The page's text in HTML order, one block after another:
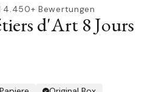
·4.450+ Bewertungen
d'Art 8 Jours